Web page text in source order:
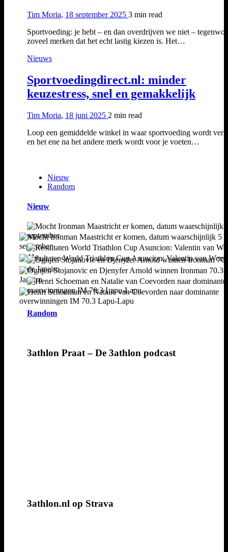
Tim Moria, 18 september 2025 3 min read
Sportvoeding: je hebt – en dan overdrijven we niet –
zoveel merken dat het echt lastig kiezen is. Het…
Nieuws
Sportvoedingdirect.nl: minder
keuzestress, snel en gemakkelijk
Tim Moria, 18 juni 2025 2 min read
Loop een gemiddelde winkel in waar sportvoeding wordt
en het ene na het andere merk wordt voor je voeten…
Nieuw
Random
Nieuw
Random
3athlon Praat – De 3athlon podcast
3athlon.nl op Strava